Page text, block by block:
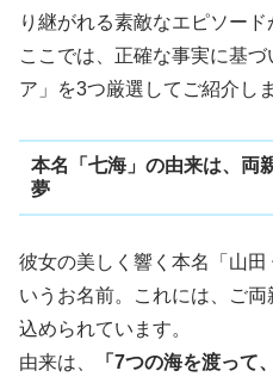
り継がれる素敵なエピソード
ここでは、正確な事実に基
ア」を3つ厳選してご紹介し
本名「七海」の由来は、両
夢
彼女の美しく響く本名「山
いうお名前。これには、ご
込められています。
由来は、
「7つの海を渡って